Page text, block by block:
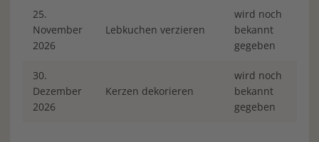
25.
November
2026
Lebkuchen verzieren
wird noch
bekannt
gegeben
30.
Dezember
2026
Kerzen dekorieren
wird noch
bekannt
gegeben